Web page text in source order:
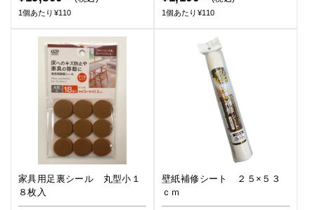
1個あたり¥110 1個あたり¥110
家具用足裏シール 丸型小１
８枚入
壁紙補修シート ２５×５３
ｃｍ